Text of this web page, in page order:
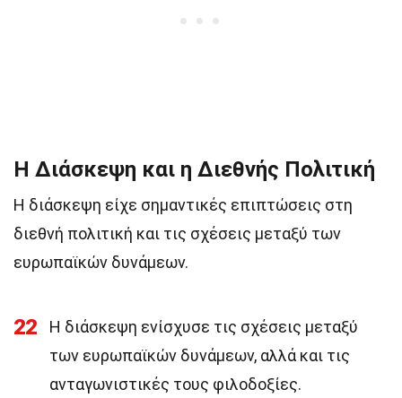
Η Διάσκεψη και η Διεθνής Πολιτική
Η διάσκεψη είχε σημαντικές επιπτώσεις στη
διεθνή πολιτική και τις σχέσεις μεταξύ των
ευρωπαϊκών δυνάμεων.
22
Η διάσκεψη ενίσχυσε τις σχέσεις μεταξύ
των ευρωπαϊκών δυνάμεων, αλλά και τις
ανταγωνιστικές τους φιλοδοξίες.